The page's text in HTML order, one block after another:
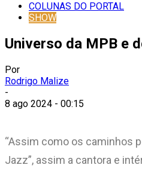
COLUNAS DO PORTAL
SHOW
Universo da MPB e
Por
Rodrigo Malize
-
8 ago 2024 - 00:15
“Assim como os caminhos
Jazz”, assim a cantora e